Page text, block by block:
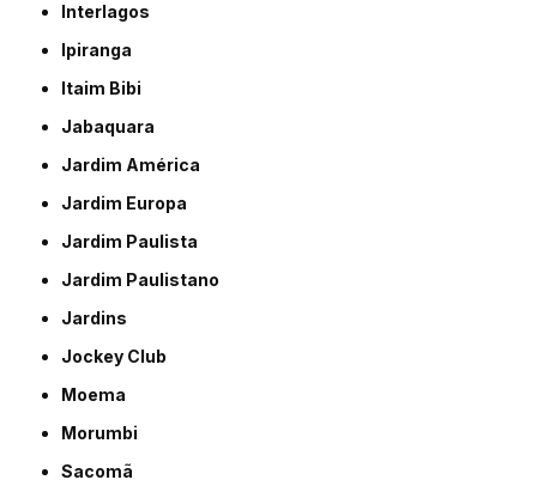
Interlagos
Ipiranga
Itaim Bibi
Jabaquara
Jardim América
Jardim Europa
Jardim Paulista
Jardim Paulistano
Jardins
Jockey Club
Moema
Morumbi
Sacomã